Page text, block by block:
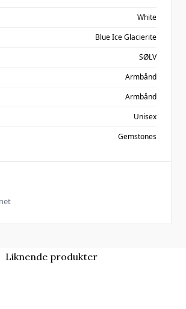
White
Blue Ice Glacierite
SØLV
Armbånd
Armbånd
Unisex
Gemstones
Liknende produkter